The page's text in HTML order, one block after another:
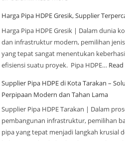
Harga Pipa HDPE Gresik, Supplier
Harga Pipa HDPE Gresik | Dalam dunia
dan infrastruktur modern, pemilihan
yang tepat sangat menentukan
efisiensi suatu proyek. Pipa HDPE…
Supplier Pipa HDPE di Kota Tarakan –
Perpipaan Modern dan Tahan Lama
Supplier Pipa HDPE Tarakan | Dalam
pembangunan infrastruktur, pemilihan
pipa yang tepat menjadi langkah krusial